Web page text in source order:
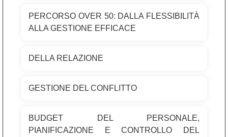
PERCORSO OVER 50: DALLA FLESSIBILITÀ
ALLA GESTIONE EFFICACE
DELLA RELAZIONE
GESTIONE DEL CONFLITTO
BUDGET DEL PERSONALE,
PIANIFICAZIONE E CONTROLLO DEL